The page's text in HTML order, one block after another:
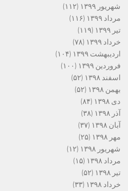
شهریور ۱۳۹۹
(۱۱۲)
مرداد ۱۳۹۹
(۱۱۶)
تیر ۱۳۹۹
(۱۱۹)
خرداد ۱۳۹۹
(۷۸)
اردیبهشت ۱۳۹۹
(۱۰۴)
فروردین ۱۳۹۹
(۱۰۰)
اسفند ۱۳۹۸
(۵۲)
بهمن ۱۳۹۸
(۵۲)
دی ۱۳۹۸
(۸۴)
آذر ۱۳۹۸
(۳۸)
آبان ۱۳۹۸
(۳۷)
مهر ۱۳۹۸
(۲۵)
شهریور ۱۳۹۸
(۱۲)
مرداد ۱۳۹۸
(۱۵)
تیر ۱۳۹۸
(۵۲)
خرداد ۱۳۹۸
(۳۳)